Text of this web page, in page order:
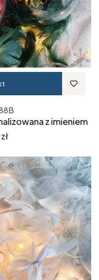
z imieniem